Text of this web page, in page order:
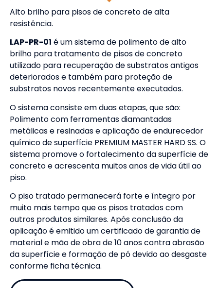
Alto brilho para pisos de concreto de alta
resistência.
LAP-PR-01 é um sistema de polimento de alto
brilho para tratamento de pisos de concreto
utilizado para recuperação de substratos antigos
deteriorados e também para proteção de
substratos novos recentemente executados.
O sistema consiste em duas etapas, que são:
Polimento com ferramentas diamantadas
metálicas e resinadas e aplicação de endurecedor
químico de superfície PREMIUM MASTER HARD SS. O
sistema promove o fortalecimento da superfície de
concreto e acrescenta muitos anos de vida útil ao
piso.
O piso tratado permanecerá forte e íntegro por
muito mais tempo que os pisos tratados com
outros produtos similares. Após conclusão da
aplicação é emitido um certificado de garantia de
material e mão de obra de 10 anos contra abrasão
da superfície e formação de pó devido ao desgaste
conforme ficha técnica.